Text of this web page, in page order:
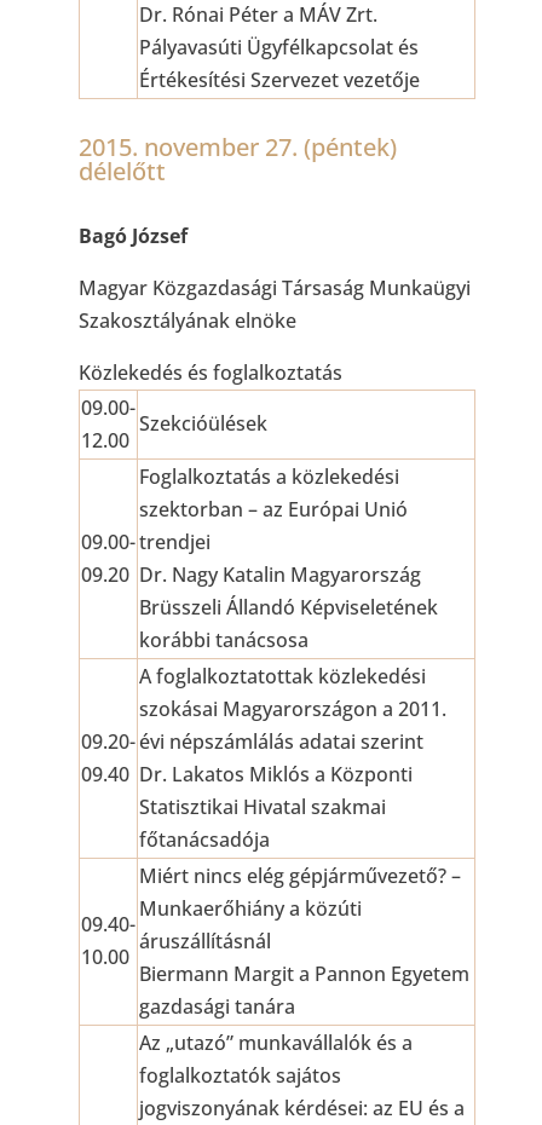
Dr. Rónai Péter a MÁV Zrt.
Pályavasúti Ügyfélkapcsolat és
Értékesítési Szervezet vezetője
2015. november 27. (péntek)
délelőtt
Bagó József
Magyar Közgazdasági Társaság Munkaügyi
Szakosztályának elnöke
Közlekedés és foglalkoztatás
09.00-
12.00
Szekcióülések
09.00-
09.20
Foglalkoztatás a közlekedési
szektorban – az Európai Unió
trendjei
Dr. Nagy Katalin Magyarország
Brüsszeli Állandó Képviseletének
korábbi tanácsosa
09.20-
09.40
A foglalkoztatottak közlekedési
szokásai Magyarországon a 2011.
évi népszámlálás adatai szerint
Dr. Lakatos Miklós a Központi
Statisztikai Hivatal szakmai
főtanácsadója
09.40-
10.00
Miért nincs elég gépjárművezető? –
Munkaerőhiány a közúti
áruszállításnál
Biermann Margit a Pannon Egyetem
gazdasági tanára
Az „utazó” munkavállalók és a
foglalkoztatók sajátos
jogviszonyának kérdései: az EU és a